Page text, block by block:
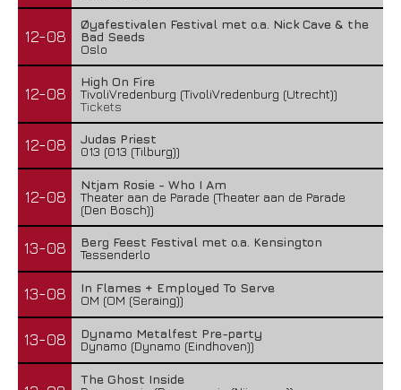
12-08
Øyafestivalen Festival met o.a. Nick Cave & the
Bad Seeds
Oslo
12-08
High On Fire
TivoliVredenburg (TivoliVredenburg (Utrecht))
Tickets
12-08
Judas Priest
013 (013 (Tilburg))
12-08
Ntjam Rosie - Who I Am
Theater aan de Parade (Theater aan de Parade
(Den Bosch))
13-08
Berg Feest Festival met o.a. Kensington
Tessenderlo
13-08
In Flames + Employed To Serve
OM (OM (Seraing))
13-08
Dynamo Metalfest Pre-party
Dynamo (Dynamo (Eindhoven))
The Ghost Inside